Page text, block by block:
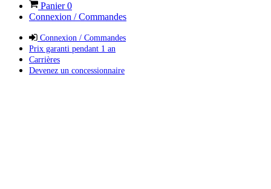
Panier0
Connexion / Commandes
Connexion / Commandes
Prix garanti pendant 1 an
Carrières
Devenez un concessionnaire